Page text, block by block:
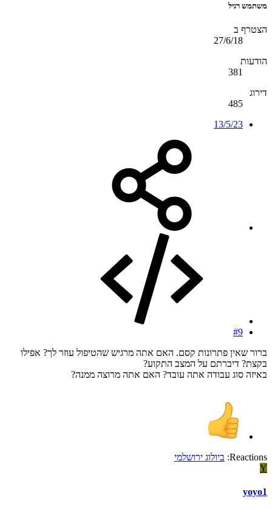
משתמש רגיל
הצטרף ב
27/6/18
הודעות
381
דירוג
485
13/5/23
#9
ברור שאין פתרונות קסם. האם אתה מרגיש שהטיפול עוזר לך? אפילו
בקצת? דיברתם על המצב התקוע?
באיזה סוג עבודה אתה עובד? האם אתה מרוצה ממנה?
Reactions: ביולוג ירושלמי
Y
yoyo1